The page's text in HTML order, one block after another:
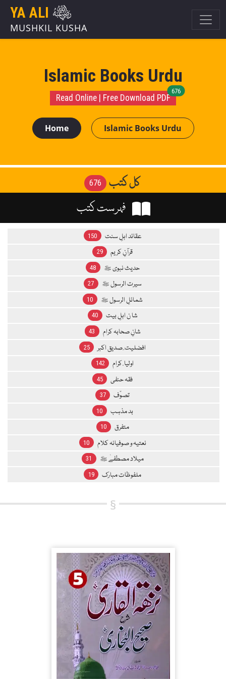
YA ALI
MUSHKIL KUSHA
Islamic Books Urdu
Read Online | Free Download PDF
676unread
Home Islamic Books Urdu
676
کل کتب
150 عقائد اہلِ سنت
29 قرآنِ کریم
48 حدیث نبوی ﷺ
27 سیرت الرسول ﷺ
10 شمائلِ الرسول ﷺ
40 شا ن اہلِ بیت
43 شانِ صحابہ کرام
25 افضلیت ِ صدیق اکبر
142 اولیا ٔ کرام
45 فقہ حنفی
37 تصوّف
10 بد مذہب
10 متفرق
10 نعتیہ و صوفیانہ کلام
31 میلاد مصطفےٰ ﷺ
19 ملفوظات مبارک